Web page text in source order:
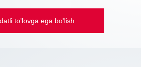
to'lovga ega bo'lish